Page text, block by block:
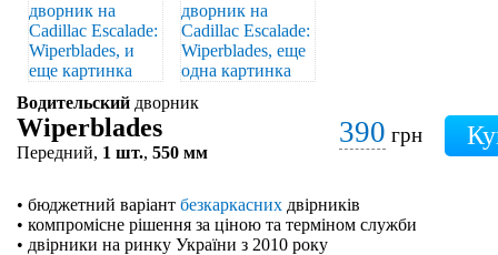
Водительский дворник
Wiperblades
Передний, 1 шт., 550 мм
390 грн
• бюджетний варіант безкаркасних двірників
• компромісне рішення за ціною та терміном служби
• двірники на ринку України з 2010 року